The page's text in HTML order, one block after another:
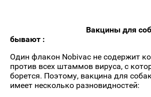
Вакцины для
бывают :
Один флакон Nobivac не содержит
против всех штаммов вируса, с
борется. Поэтому, вакцина для
имеет несколько разновидностей: